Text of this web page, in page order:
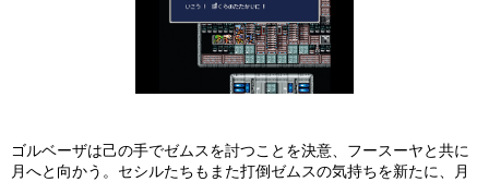
ゴルベーザは己の手でゼムスを討つことを決意、フースーヤと共に
月へと向かう。セシルたちもまた打倒ゼムスの気持ちを新たに、月